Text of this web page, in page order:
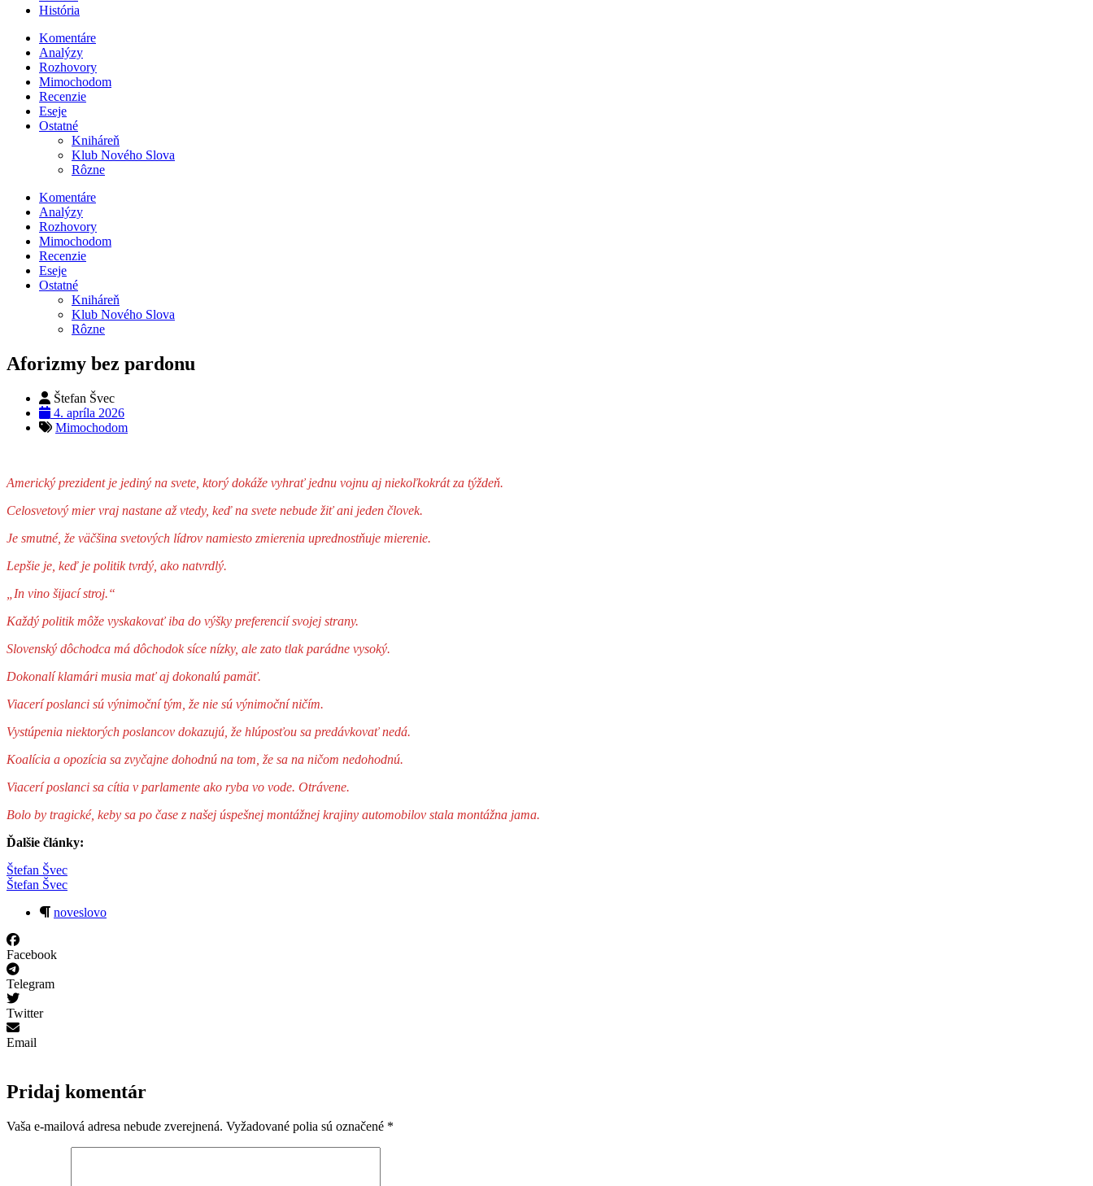
História
Komentáre
Analýzy
Rozhovory
Mimochodom
Recenzie
Eseje
Ostatné
Kniháreň
Klub Nového Slova
Rôzne
Komentáre
Analýzy
Rozhovory
Mimochodom
Recenzie
Eseje
Ostatné
Kniháreň
Klub Nového Slova
Rôzne
Aforizmy bez pardonu
Štefan Švec
4. apríla 2026
Mimochodom
Americký prezident je jediný na svete, ktorý dokáže vyhrať jednu vojnu aj niekoľkokrát za týždeň.
Celosvetový mier vraj nastane až vtedy, keď na svete nebude žiť ani jeden človek.
Je smutné, že väčšina svetových lídrov namiesto zmierenia uprednostňuje mierenie.
Lepšie je, keď je politik tvrdý, ako natvrdlý.
„In vino šijací stroj.“
Každý politik môže vyskakovať iba do výšky preferencií svojej strany.
Slovenský dôchodca má dôchodok síce nízky, ale zato tlak parádne vysoký.
Dokonalí klamári musia mať aj dokonalú pamäť.
Viacerí poslanci sú výnimoční tým, že nie sú výnimoční ničím.
Vystúpenia niektorých poslancov dokazujú, že hlúposťou sa predávkovať nedá.
Koalícia a opozícia sa zvyčajne dohodnú na tom, že sa na ničom nedohodnú.
Viacerí poslanci sa cítia v parlamente ako ryba vo vode. Otrávene.
Bolo by tragické, keby sa po čase z našej úspešnej montážnej krajiny automobilov stala montážna jama.
Ďalšie články:
Štefan Švec
Štefan Švec
noveslovo
Facebook
Telegram
Twitter
Email
Pridaj komentár
Vaša e-mailová adresa nebude zverejnená. Vyžadované polia sú označené *